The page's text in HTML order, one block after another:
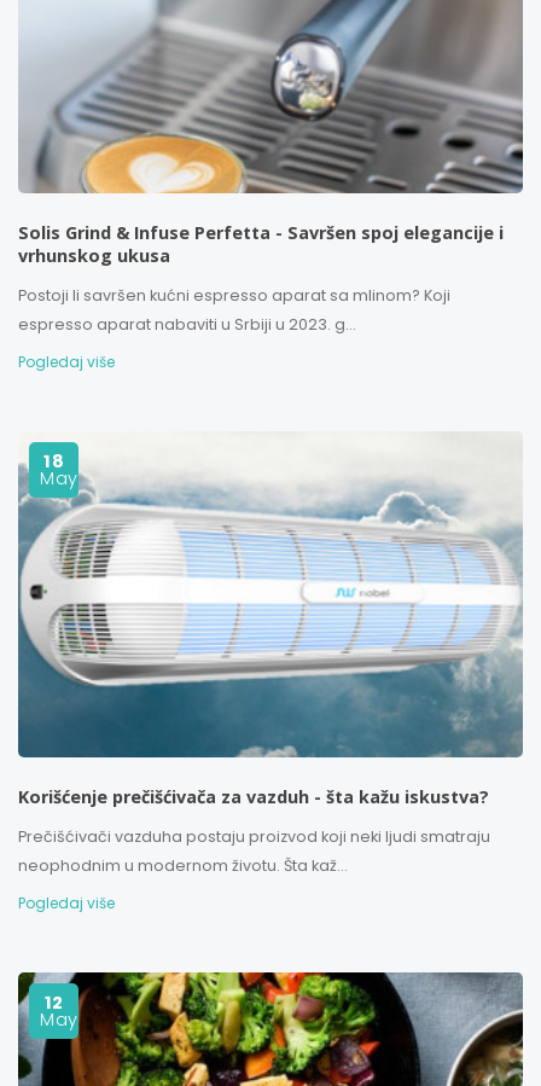
Solis Grind & Infuse Perfetta - Savršen spoj elegancije i
vrhunskog ukusa
Postoji li savršen kućni espresso aparat sa mlinom? Koji
espresso aparat nabaviti u Srbiji u 2023. g...
Pogledaj više
18
May
Korišćenje prečišćivača za vazduh - šta kažu iskustva?
Prečišćivači vazduha postaju proizvod koji neki ljudi smatraju
neophodnim u modernom životu. Šta kaž...
Pogledaj više
12
May